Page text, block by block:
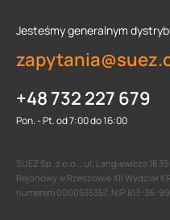
Jesteśmy generalnym
+48 732 227 679
Pon. - Pt. od 7:00 do 16:00
SUEZ Sp. z o.o. , ul. Langiewicza 18
Rejonowy w Rzeszowie XII Wydział
numerem 0000535357, NIP 813-36-